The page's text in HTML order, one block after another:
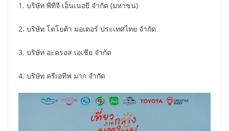
1. บริษัท พีทีจี เอ็นเนอยี จำกัด (มหาชน)
2. บริษัท โตโยต้า มอเตอร์ ประเทศไทย จำกัด
3. บริษัท อะครอส เอเชีย จำกัด
4. บริษัท ครีเอทีฟ มาก จำกัด